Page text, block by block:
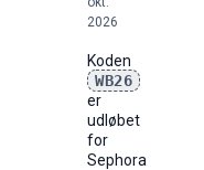
2026
Koden
WB26
er
udløbet
for
Sephora